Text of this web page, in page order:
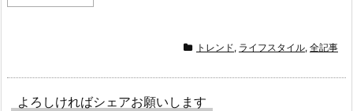
トレンド, ライフスタイル, 全記事
よろしければシェアお願いします